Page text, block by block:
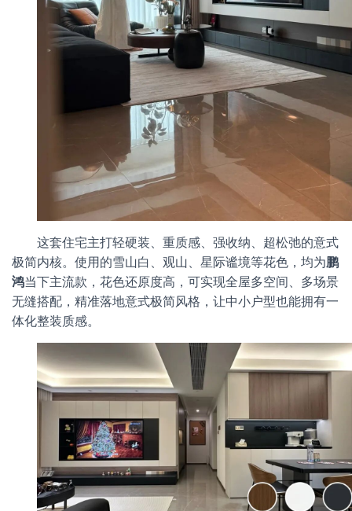
这套住宅主打轻硬装、重质感、强收纳、超松弛的意式
极简内核。使用的雪山白、观山、星际谧境等花色，均为鹏
鸿当下主流款，花色还原度高，可实现全屋多空间、多场景
无缝搭配，精准落地意式极简风格，让中小户型也能拥有一
体化整装质感。